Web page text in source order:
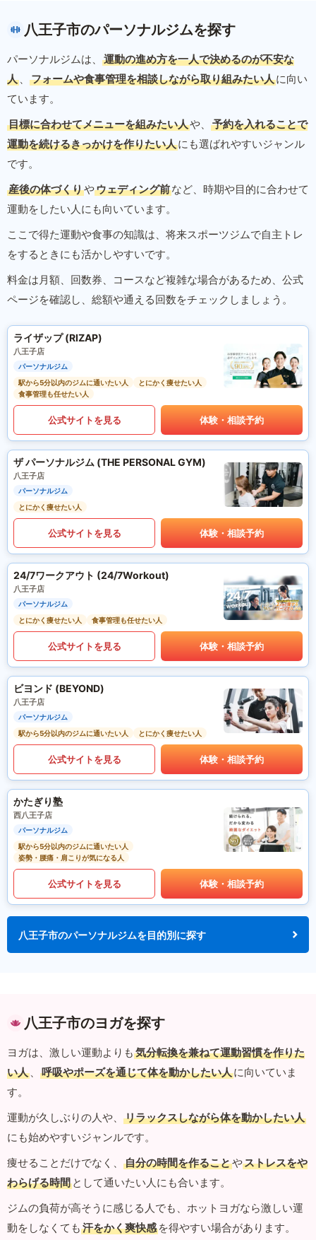
八王子市のパーソナルジムを探す
パーソナルジムは、
運動の進め方を一人で決めるのが不安な
人 、 フォームや食事管理を相談しながら取り組みたい人に向い
ています。
目標に合わせてメニューを組みたい人や、
予約を入れることで
運動を続けるきっかけを作りたい人にも選ばれやすいジャンル
です。
産後の体づくりやウェディング前など、時期や目的に合わせて
運動をしたい人にも向いています。
ここで得た運動や食事の知識は、将来スポーツジムで自主トレ
をするときにも活かしやすいです。
料金は月額、回数券、コースなど複雑な場合があるため、公式
ページを確認し、総額や通える回数をチェックしましょう。
ライザップ (RIZAP)
八王子店
パーソナルジム
駅から5分以内のジムに通いたい人
とにかく痩せたい人
食事管理も任せたい人
公式サイトを見る 体験・相談予約
ザ パーソナルジム (THE PERSONAL GYM)
八王子店
パーソナルジム
とにかく痩せたい人
公式サイトを見る 体験・相談予約
24/7ワークアウト (24/7Workout)
八王子店
パーソナルジム
とにかく痩せたい人
食事管理も任せたい人
公式サイトを見る 体験・相談予約
ビヨンド (BEYOND)
八王子店
パーソナルジム
駅から5分以内のジムに通いたい人
とにかく痩せたい人
公式サイトを見る 体験・相談予約
かたぎり塾
西八王子店
パーソナルジム
駅から5分以内のジムに通いたい人
姿勢・腰痛・肩こりが気になる人
公式サイトを見る 体験・相談予約
八王子市のパーソナルジムを目的別に探す
八王子市のヨガを探す
ヨガは、激しい運動よりも 気分転換を兼ねて運動習慣を作りた
い人 、 呼吸やポーズを通じて体を動かしたい人に向いていま
す。
運動が久しぶりの人や、
リラックスしながら体を動かしたい人
にも始めやすいジャンルです。
痩せることだけでなく、
自分の時間を作ることやストレスをや
わらげる時間 として通いたい人にも合います。
ジムの負荷が高そうに感じる人でも、ホットヨガなら激しい運
動をしなくても 汗をかく爽快感 を得やすい場合があります。